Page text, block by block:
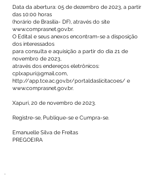
Data da abertura: 05 de dezembro de 2023, a partir
das 10:00 horas
(horário de Brasília- DF), através do site
www.comprasnet.gov.br.
O Edital e seus anexos encontram-se a disposição
dos interessados
para consulta e aquisição a partir do dia 21 de
novembro de 2023,
através dos endereços eletrônicos:
cplxapuri@gmail.com,
http://app.tce.ac.gov.br/portaldaslicitacoes/ e
www.comprasnet.gov.br.
Xapuri, 20 de novembro de 2023.
Registre-se, Publique-se e Cumpra-se.
Emanuelle Silva de Freitas
PREGOEIRA